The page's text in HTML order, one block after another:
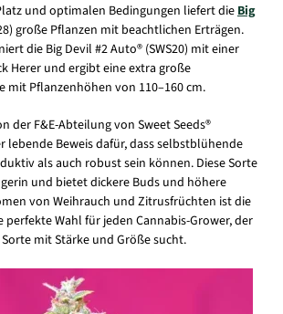
und optimalen Bedingungen liefert die Big
große Pflanzen mit beachtlichen Erträgen.
die Big Devil #2 Auto® (SWS20) mit einer
Herer und ergibt eine extra große
mit Pflanzenhöhen von 110–160 cm.
der F&E-Abteilung von Sweet Seeds®
lebende Beweis dafür, dass selbstblühende
als auch robust sein können. Diese Sorte
und bietet dickere Buds und höhere
von Weihrauch und Zitrusfrüchten ist die
perfekte Wahl für jeden Cannabis-Grower, der
mit Stärke und Größe sucht.